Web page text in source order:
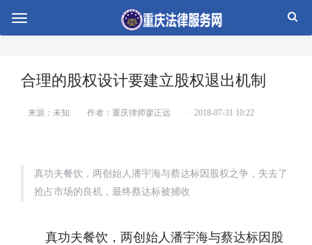
切
换
合理的股权设计要建立股权退出机制
来源：未知 作者：重庆律师廖正远 2018-07-31 10:22
真功夫餐饮，两创始人潘宇海与蔡达标因股权之争，失去了
抢占市场的良机，最终蔡达标被捕收
真功夫餐饮，两创始人潘宇海与蔡达标因股